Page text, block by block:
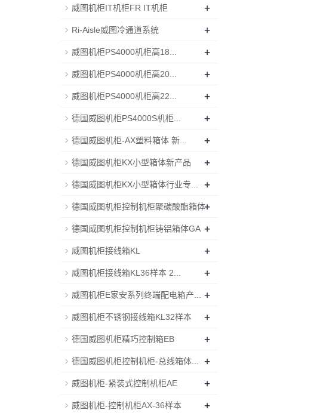
威图机柜IT机柜FR IT机柜 +
Ri-Aisle威图冷通道系统 +
威图机柜PS4000机柜高18... +
威图机柜PS4000机柜高20... +
威图机柜PS4000机柜高22... +
德国威图机柜PS4000S机柜... +
德国威图机柜-AX塑料箱体 新... +
德国威图机柜KX小型箱体新产品 +
德国威图机柜KX小型箱体行业专... +
德国威图机柜控制机柜聚碳酸酯箱体+
德国威图机柜控制机柜铸铝箱体GA +
威图机柜接线箱KL +
威图机柜接线箱KL36样本 2... +
威图机柜E家安系列终端配电箱产... +
威图机柜不锈钢接线箱KL32样本 +
德国威图机柜精巧控制箱EB +
德国威图机柜控制机柜-总线箱体... +
威图机柜-紧装式控制机柜AE +
威图机柜-控制机柜AX-36样本 +